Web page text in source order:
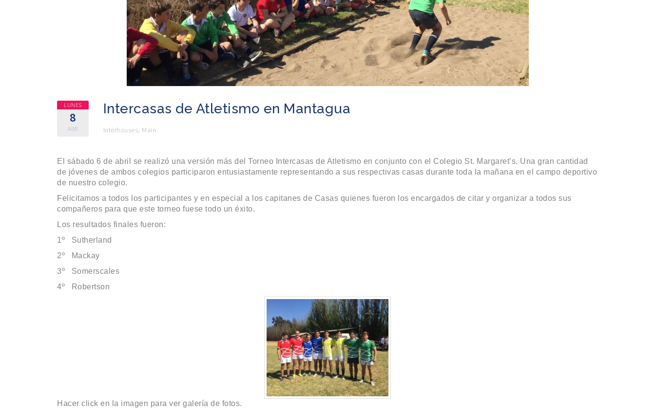
LUNES
8
ABR
Intercasas de Atletismo en Mantagua
Interhouses, Main
El sábado 6 de abril se realizó una versión más del Torneo Intercasas de Atletismo en conjunto con el Colegio St. Margaret’s. Una gran cantidad
de jóvenes de ambos colegios participaron entusiastamente representando a sus respectivas casas durante toda la mañana en el campo deportivo
de nuestro colegio.
Felicitamos a todos los participantes y en especial a los capitanes de Casas quienes fueron los encargados de citar y organizar a todos sus
compañeros para que este torneo fuese todo un éxito.
Los resultados finales fueron:
1º Sutherland
2º Mackay
3º Somerscales
4º Robertson
Hacer click en la imagen para ver galería de fotos.